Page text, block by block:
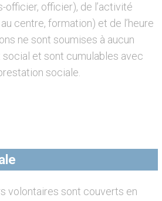
officier, officier), de l’activité
centre, formation) et de l’heure
ne sont soumises à aucun
et sont cumulables avec
sociale.
volontaires sont couverts en